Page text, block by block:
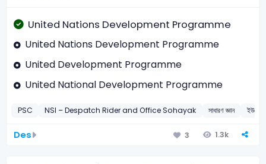
United Nations Development Programme
United Nations Development Programme
United Development Programme
United National Development Programme
PSC NSI – Despatch Rider and Office Sohayak সাধারণ জ্ঞান
Des 3 1.3k